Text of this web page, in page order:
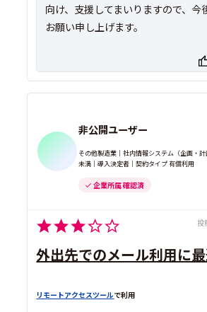
向け、支援してまいりますので、今
お願い申し上げます。
非公開ユーザー
その他製造業｜社内情報システム（企画・
未満｜導入決定者｜契約タイプ 有償利用
企業所属 確認済
投
外出先でのメール利用に
リモートアクセスツールで利用